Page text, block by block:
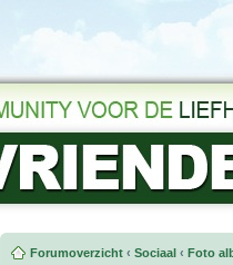
Forumoverzicht ‹ Sociaal ‹ Foto